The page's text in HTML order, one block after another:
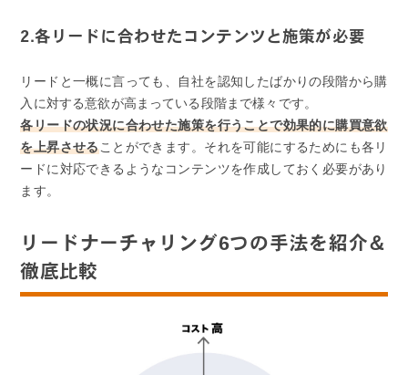
2.各リードに合わせたコンテンツと施策が必要
リードと一概に言っても、自社を認知したばかりの段階から購
入に対する意欲が高まっている段階まで様々です。
各リードの状況に合わせた施策を行うことで効果的に購買意欲
を上昇させることができます。それを可能にするためにも各リ
ードに対応できるようなコンテンツを作成しておく必要があり
ます。
リードナーチャリング6つの手法を紹介＆
徹底比較